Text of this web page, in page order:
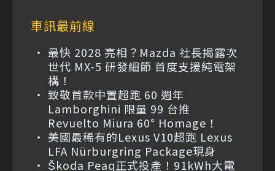
車訊最前線
最快 2028 亮相？Mazda 社長揭露次
世代 MX-5 研發細節 首度支援純電架
構！
致敬首款中置超跑 60 週年
Lamborghini 限量 99 台推
Revuelto Miura 60° Homage！
美國最稀有的Lexus V10超跑 Lexus
LFA Nürburgring Package現身
Škoda Peaq正式投產！91kWh大電